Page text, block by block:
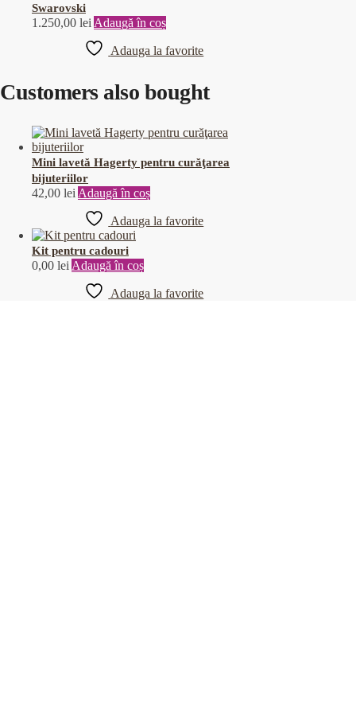
Swarovski
1.250,00 lei Adaugă în coș
Adauga la favorite
Customers also bought
Mini lavetă Hagerty pentru curăţarea
bijuteriilor
42,00 lei Adaugă în coș
Adauga la favorite
Kit pentru cadouri
0,00 lei Adaugă în coș
Adauga la favorite